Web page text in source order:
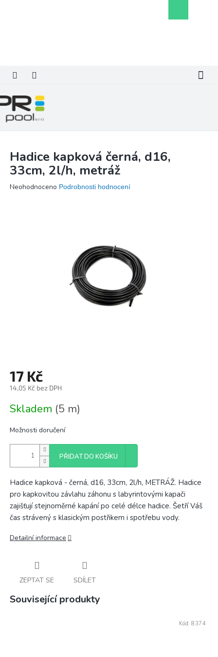
košík
Hadice kapková černá, d16,
33cm, 2l/h, metráž
Průměrné
Neohodnoceno Podrobnosti hodnocení
17 Kč
14,05 Kč bez DPH
cena:
Skladem (5 m)
Možnosti doručení
PŘIDAT DO KOŠÍKU
Hadice kapková - černá, d16, 33cm, 2l/h, METRÁŽ. Hadice
pro kapkovitou závlahu záhonu s labyrintovými kapači
zajišťují stejnoměrné kapání po celé délce hadice. Šetří Váš
čas strávený s klasickým postřikem i spotřebu vody.
Detailní informace
ZEPTAT SE SDÍLET
Související produkty
Kód: 8374